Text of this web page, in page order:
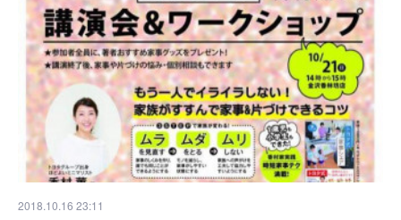
2018.10.16 23:11